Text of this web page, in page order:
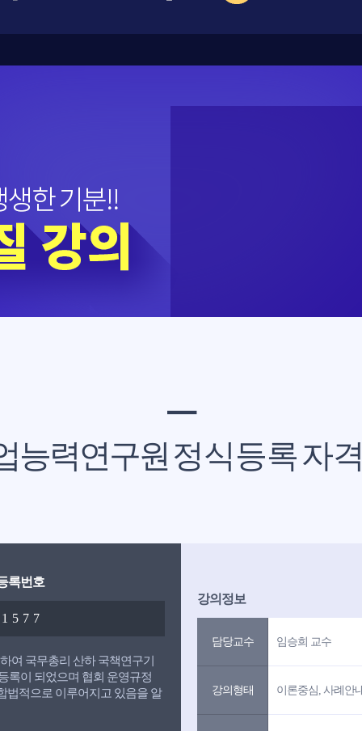
━
능력연구원 정식등록 자
록번호
여 국무총리 산하 국책연구기
록이 되었으며 협회 운영규정
법적으로 이루어지고 있음을 알
강의정보
담당교수 임승희 교수
강의형태 이론중심, 사례안